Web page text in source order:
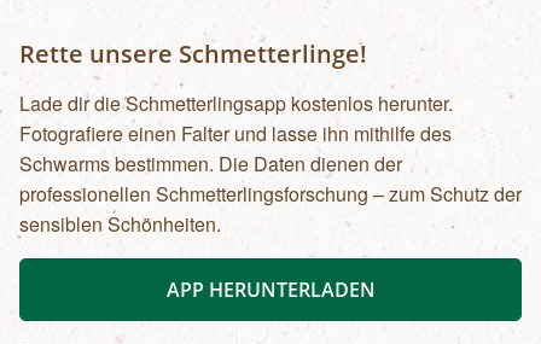
Rette unsere Schmetterlinge!
Lade dir die Schmetterlingsapp kostenlos herunter.
Fotografiere einen Falter und lasse ihn mithilfe des
Schwarms bestimmen. Die Daten dienen der
professionellen Schmetterlingsforschung – zum Schutz der
sensiblen Schönheiten.
APP HERUNTERLADEN